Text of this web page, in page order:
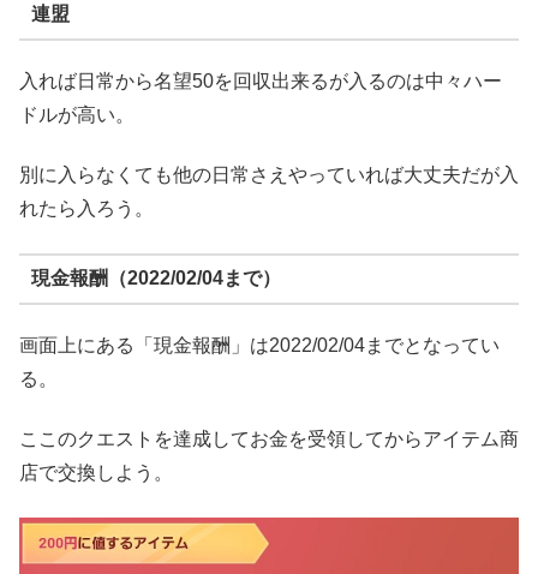
連盟
入れば日常から名望50を回収出来るが入るのは中々ハー
ドルが高い。
別に入らなくても他の日常さえやっていれば大丈夫だが入
れたら入ろう。
現金報酬（2022/02/04まで）
画面上にある「現金報酬」は2022/02/04までとなってい
る。
ここのクエストを達成してお金を受領してからアイテム商
店で交換しよう。